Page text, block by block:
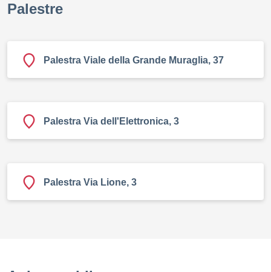
Palestre
Palestra Viale della Grande Muraglia, 37
Palestra Via dell'Elettronica, 3
Palestra Via Lione, 3